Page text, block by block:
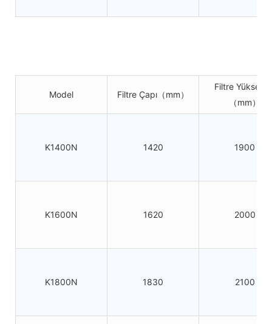
Model Filtre Çapı（mm）
Filtre
（mm）
K1400N 1420 1900
K1600N 1620 2000
K1800N 1830 2100